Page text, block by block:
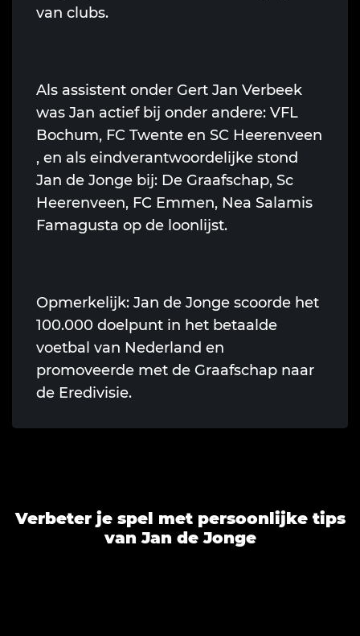
van clubs.
Als assistent onder Gert Jan Verbeek
was Jan actief bij onder andere: VFL
Bochum, FC Twente en SC Heerenveen
, en als eindverantwoordelijke stond
Jan de Jonge bij: De Graafschap, Sc
Heerenveen, FC Emmen, Nea Salamis
Famagusta op de loonlijst.
Opmerkelijk: Jan de Jonge scoorde het
100.000 doelpunt in het betaalde
voetbal van Nederland en
promoveerde met de Graafschap naar
de Eredivisie.
Verbeter je spel met persoonlijke tips
van Jan de Jonge